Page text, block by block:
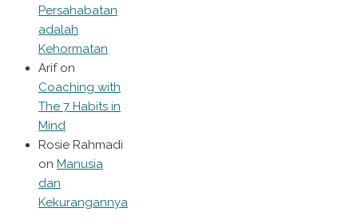
Persahabatan
adalah
Kehormatan
Arifon
Coaching with
The 7 Habits in
Mind
Rosie Rahmadi
on Manusia
dan
Kekurangannya